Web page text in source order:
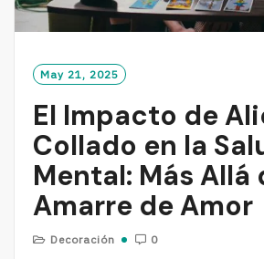
May 21, 2025
El Impacto de
Collado en la
Mental: Más Allá
Amarre de Amor
Decoración 0